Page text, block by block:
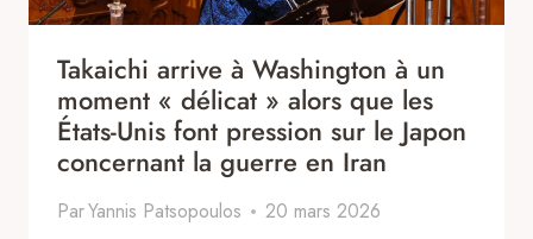
Takaichi arrive à Washington à un
moment « délicat » alors que les
États-Unis font pression sur le Japon
concernant la guerre en Iran
ParYannis Patsopoulos 20 mars 2026